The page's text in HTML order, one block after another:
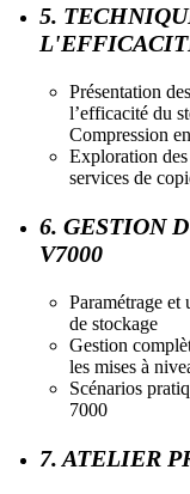
5.
Présentation
l’efficacité du
Compression
Exploration
services de
6. GESTION
V7000
Paramétrage et
de stockage
Gestion
les mises à
Scénarios
7000
7. ATELIER